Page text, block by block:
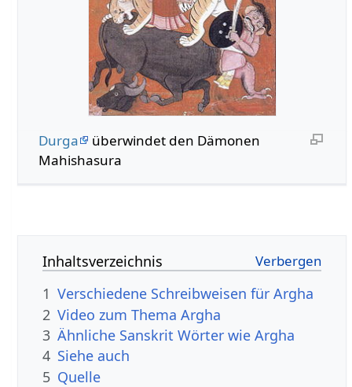
Durga
überwindet den Dämonen
Mahishasura
Inhaltsverzeichnis
1 Verschiedene Schreibweisen für Argha
2 Video zum Thema Argha
3 Ähnliche Sanskrit Wörter wie Argha
4 Siehe auch
5 Quelle